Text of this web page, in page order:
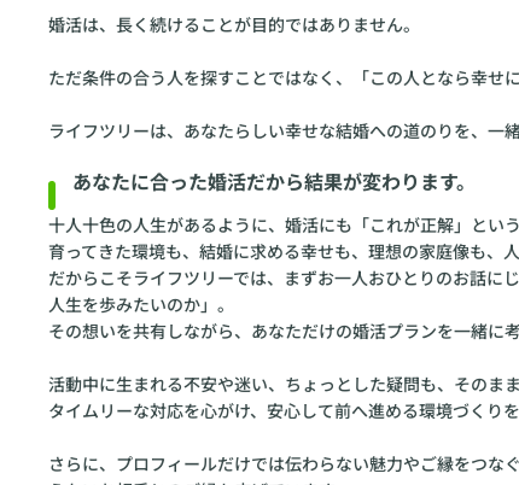
婚活は、長く続けることが目的ではありません。
ただ条件の合う人を探すことではなく、「この人となら幸せ
ライフツリーは、あなたらしい幸せな結婚への道のりを、一
あなたに合った婚活だから結果が変わります。
十人十色の人生があるように、婚活にも「これが正解」とい
育ってきた環境も、結婚に求める幸せも、理想の家庭像も、
だからこそライフツリーでは、まずお一人おひとりのお話に
人生を歩みたいのか」。
その想いを共有しながら、あなただけの婚活プランを一緒に考
活動中に生まれる不安や迷い、ちょっとした疑問も、そのまま
タイムリーな対応を心がけ、安心して前へ進める環境づくりを
さらに、プロフィールだけでは伝わらない魅力やご縁をつ